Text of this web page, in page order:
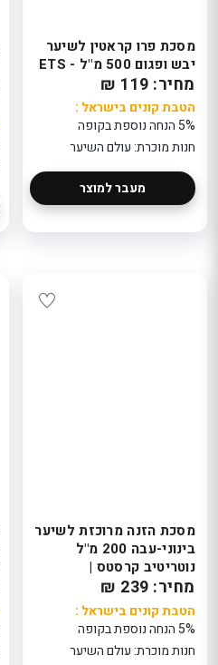
מסכת פרו קראטין לשיער
יבש ופגום 500 מ"ל - ETS
מחיר: 119 ₪
הטבת קונים בישראל :
5% הנחה נוספת בקופה
חנות מוכרת: עולם השיער
מעבר למוצר
מסכת הזנה מרוכזת לשיער
בינוני-עבה 200 מ"ל
נוטריטיב קרסטס |
KERASTASE
MASQUINTENSE RICHE
מחיר: 239 ₪
הטבת קונים בישראל :
5% הנחה נוספת בקופה
חנות מוכרת: עולם השיער